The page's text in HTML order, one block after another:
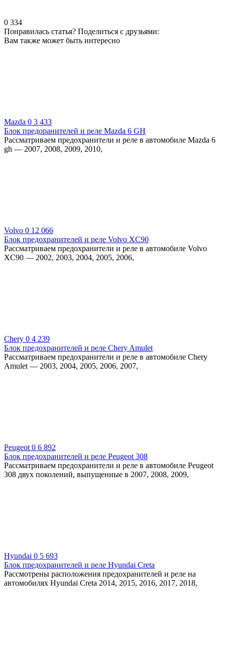
0 334
Понравилась статья? Поделиться с друзьями:
Вам также может быть интересно
Mazda 0 3 433
Блок предоранителей и реле Mazda 6 GH
Рассматриваем предохранители и реле в автомобиле Mazda 6
gh — 2007, 2008, 2009, 2010,
Volvo 0 12 066
Блок предохранителей и реле Volvo XC90
Рассматриваем предохранители и реле в автомобиле Volvo
XC90 — 2002, 2003, 2004, 2005, 2006,
Chery 0 4 239
Блок предохранителей и реле Chery Amulet
Рассматриваем предохранители и реле в автомобиле Chery
Amulet — 2003, 2004, 2005, 2006, 2007,
Peugeot 0 6 892
Блок предохранителей и реле Peugeot 308
Рассматриваем предохранители и реле в автомобиле Peugeot
308 двух поколений, выпущенные в 2007, 2008, 2009,
Hyundai 0 5 693
Блок предохранителей и реле Hyundai Creta
Рассмотрены расположения предохранителей и реле на
автомобилях Hyundai Creta 2014, 2015, 2016, 2017, 2018,